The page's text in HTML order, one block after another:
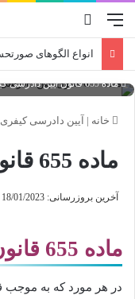
منو
انواع الگوهای
ماده 655 قانون آیین دادرسی کیفری
خانه | آیین دادرسی کیفری
ماده 655 قانون آیین دادرسی کیفری
آخرین بروزرسانی: 18/01/2023
ماده 655 قانون آیین دادرسی کیفری
در هر مورد که به موجب